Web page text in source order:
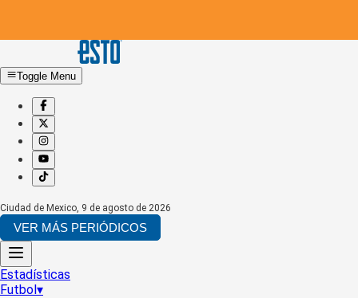
Toggle Menu
Ciudad de Mexico, 9 de agosto de 2026
VER MÁS PERIÓDICOS
Estadísticas
Futbol▾